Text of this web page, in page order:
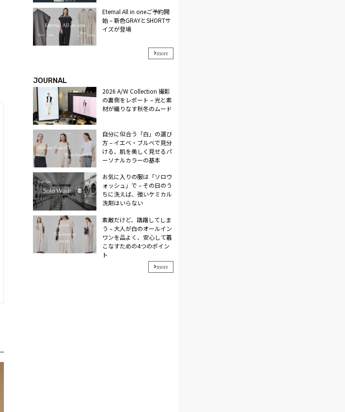
Eternal All in oneご予約開
始 – 新色GRAYとSHORTサ
イズが登場
more
JOURNAL
2026 A/W Collection 撮影
の裏側をレポート – 光と素
材が織りなす秋冬のムード
自分に似合う「白」の選び
方 – イエベ・ブルベで見分
ける、肌を美しく見せるパ
ーソナルカラーの基本
お気に入りの服は「ソロウ
ォッシュ」で – その日のう
ちに洗えば、強いケミカル
洗剤はいらない
素敵だけど、躊躇してしま
う – 大人が白のオールイン
ワンを品よく、安心して着
こなすための4つのポイン
ト
more